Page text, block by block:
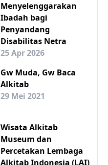
Menyelenggarakan
Ibadah bagi
Penyandang
Disabilitas Netra
25 Apr 2026
Gw Muda, Gw Baca
Alkitab
29 Mei 2021
Wisata Alkitab
Museum dan
Percetakan Lembaga
Alkitab Indonesia (LAI)